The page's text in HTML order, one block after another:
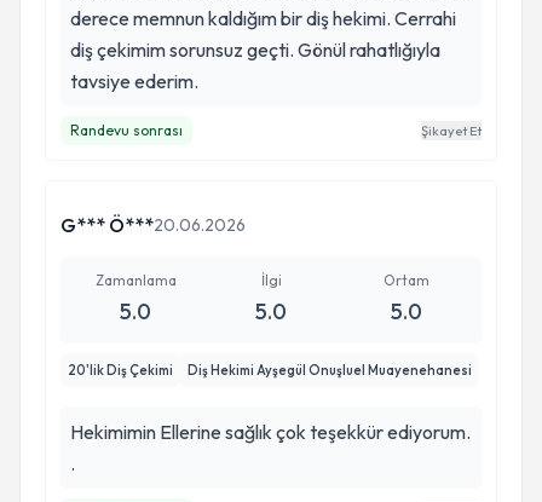
derece memnun kaldığım bir diş hekimi. Cerrahi
diş çekimim sorunsuz geçti. Gönül rahatlığıyla
tavsiye ederim.
Randevu sonrası Şikayet Et
G*** Ö***20.06.2026
Zamanlama
5.0
İlgi
5.0
Ortam
5.0
20'lik Diş Çekimi Diş Hekimi Ayşegül Onuşluel Muayenehanesi
Hekimimin Ellerine sağlık çok teşekkür ediyorum.
.